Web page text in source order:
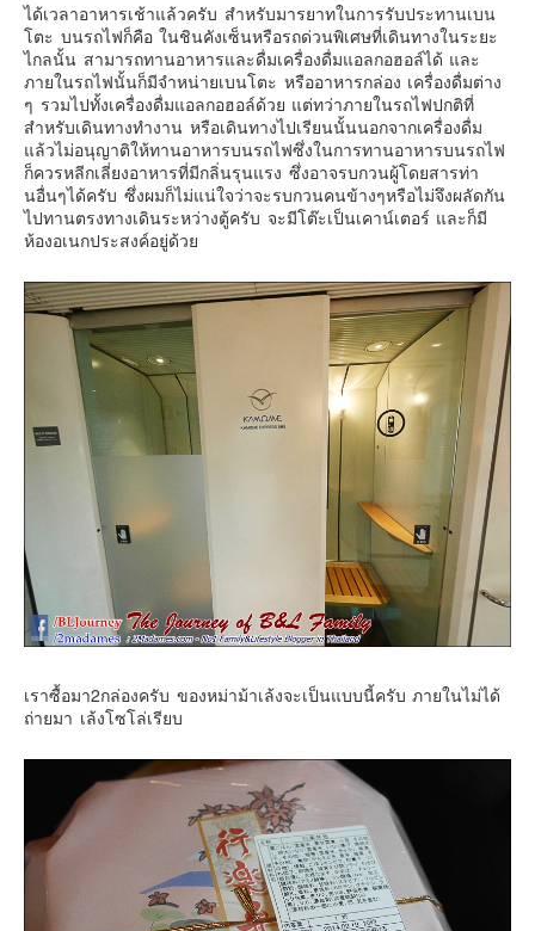
ได้เวลาอาหารเช้าแล้วครับ สำหรับมารยาทในการรับประทานเบน
โตะ บนรถไฟก็คือ ในชินคังเซ็นหรือรถด่วนพิเศษที่เดินทางในระยะ
ไกลนั้น สามารถทานอาหารและดื่มเครื่องดื่มแอลกอฮอล์ได้ และ
ภายในรถไฟนั้นก็มีจำหน่ายเบนโตะ หรืออาหารกล่อง เครื่องดื่มต่าง
ๆ รวมไปทั้งเครื่องดื่มแอลกอฮอล์ด้วย แต่ทว่าภายในรถไฟปกติที่
สำหรับเดินทางทำงาน หรือเดินทางไปเรียนนั้นนอกจากเครื่องดื่ม
แล้วไม่อนุญาติให้ทานอาหารบนรถไฟซึ่งในการทานอาหารบนรถไฟ
ก็ควรหลีกเลี่ยงอาหารที่มีกลิ่นรุนแรง ซึ่งอาจรบกวนผู้โดยสารท่า
นอื่นๆได้ครับ ซึ่งผมก็ไม่แน่ใจว่าจะรบกวนคนข้างๆหรือไม่จึงผลัดกัน
ไปทานตรงทางเดินระหว่างตู้ครับ จะมีโต๊ะเป็นเคาน์เตอร์ และก็มี
ห้องอเนกประสงค์อยู่ด้วย
เราซื้อมา2กล่องครับ ของหม่าม้าเล้งจะเป็นแบบนี้ครับ ภายในไม่ได้
ถ่ายมา เล้งโซโล่เรียบ